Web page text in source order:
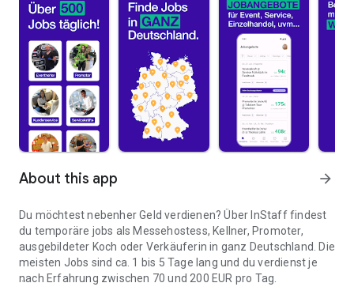
About this app arrow_forward
Du möchtest nebenher Geld verdienen? Über InStaff findest
du temporäre jobs als Messehostess, Kellner, Promoter,
ausgebildeter Koch oder Verkäuferin in ganz Deutschland. Die
meisten Jobs sind ca. 1 bis 5 Tage lang und du verdienst je
nach Erfahrung zwischen 70 und 200 EUR pro Tag.